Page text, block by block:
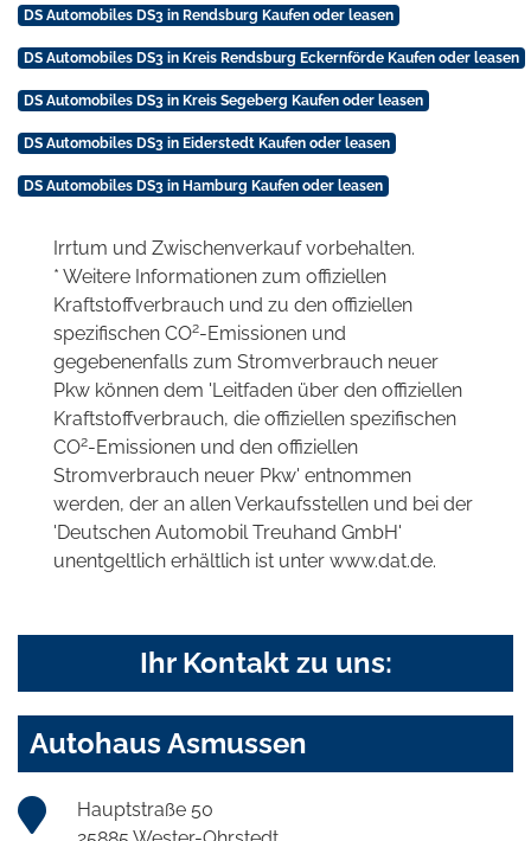
DS Automobiles DS3 in Rendsburg Kaufen oder leasen
DS Automobiles DS3 in Kreis Rendsburg Eckernförde Kaufen oder leasen
DS Automobiles DS3 in Kreis Segeberg Kaufen oder leasen
DS Automobiles DS3 in Eiderstedt Kaufen oder leasen
DS Automobiles DS3 in Hamburg Kaufen oder leasen
Irrtum und Zwischenverkauf vorbehalten.
* Weitere Informationen zum offiziellen
Kraftstoffverbrauch und zu den offiziellen
spezifischen CO2-Emissionen und
gegebenenfalls zum Stromverbrauch neuer
Pkw können dem 'Leitfaden über den offiziellen
Kraftstoffverbrauch, die offiziellen spezifischen
CO2-Emissionen und den offiziellen
Stromverbrauch neuer Pkw' entnommen
werden, der an allen Verkaufsstellen und bei der
'Deutschen Automobil Treuhand GmbH'
unentgeltlich erhältlich ist unter www.dat.de.
Ihr Kontakt zu uns:
Autohaus Asmussen
Hauptstraße 50